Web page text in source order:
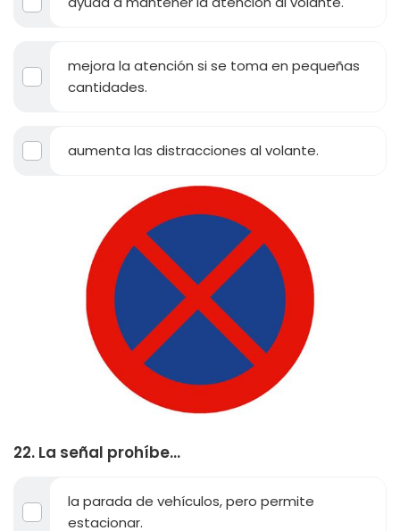
mejora la atención si se toma en pequeñas
cantidades.
aumenta las distracciones al volante.
22. La señal prohíbe...
la parada de vehículos, pero permite
estacionar.